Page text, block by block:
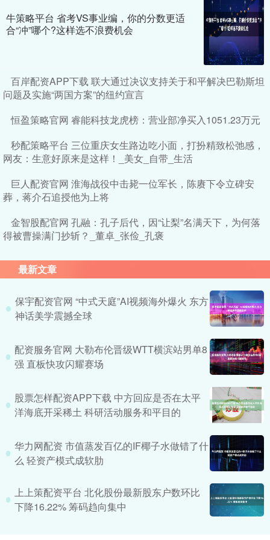
牛策略平台 省考VS事业编，你的分数更适
合“冲”哪个?这样选不浪费机会
百岸配资APP下载 联大通过决议支持关于和平解决巴勒斯坦
问题及实施“两国方案”的纽约宣言
恒盈策略官网 睿能科技龙虎榜：营业部净买入1051.23万元
秒配策略平台 三位重庆女生路边吃小面，打扮精致松弛感，
网友：生意好原来是这样！_美女_自带_生活
巨人配资官网 淮海战役中击毙一位军长，陈赓下令立碑安
葬，蒋介石追授他为上将
金智股配官网 孔融：孔子后代，因“让梨”名满天下，为何落
得被曹操满门抄斩？_董卓_张俭_孔褒
最新文章
保宇配资官网 “中式天庭”AI视频海外爆火 东方
神话美学震撼全球
配资服务官网 大勒布伦晋级WTT横滨站男单8
强 直板快攻闪耀赛场
股票怎样配资APP下载 中方回应是否在太平
洋海底开采稀土 科研活动服务和平目的
华力网配资 市值蒸发百亿的IF椰子水做错了什
么 轻资产模式成软肋
上上策配资平台 北化股份最新股东户数环比
下降16.22% 筹码趋向集中